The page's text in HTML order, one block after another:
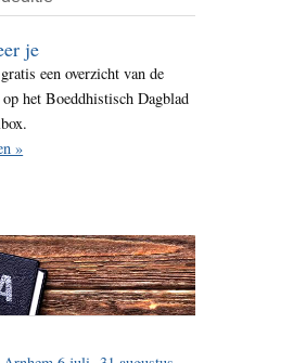
je
een overzicht van de
het Boeddhistisch Dagblad
»